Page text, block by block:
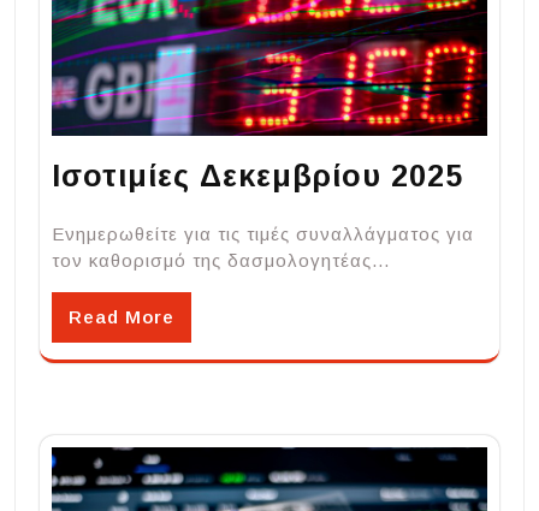
Ισοτιμίες Δεκεμβρίου 2025
Ενημερωθείτε για τις τιμές συναλλάγματος για
τον καθορισμό της δασμολογητέας…
Read More